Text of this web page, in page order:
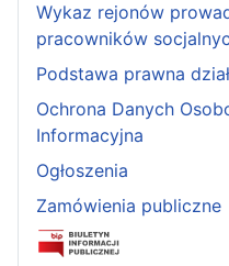
Wykaz rejonów
pracowników
Podstawa prawna
Ochrona Danych
Informacyjna
Ogłoszenia
Zamówienia publiczne